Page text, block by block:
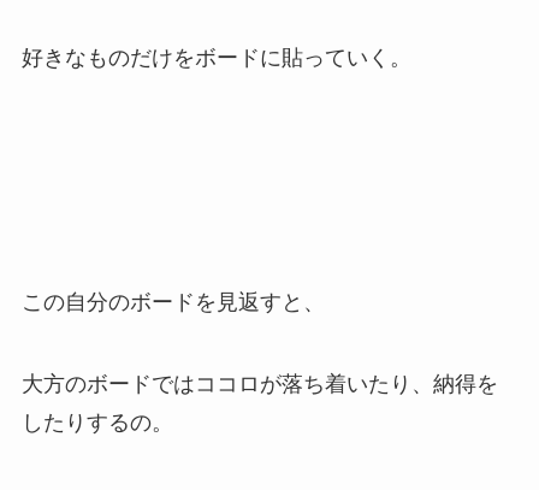
好きなものだけをボードに貼っていく。
この自分のボードを見返すと、
大方のボードではココロが落ち着いたり、納得を
したりするの。